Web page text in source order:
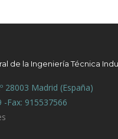
de la Ingeniería Técnica
28003 Madrid (España)
Fax: 915537566